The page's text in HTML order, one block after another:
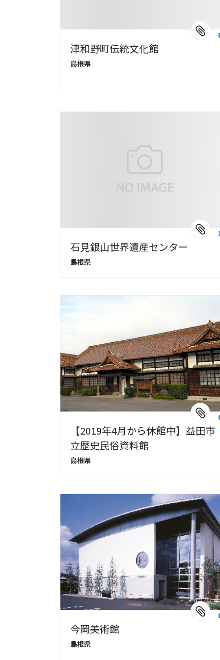
津和野町伝統文化館
島根県
石見銀山世界遺産センター
島根県
【2019年4月から休館中】益田市
立歴史民俗資料館
島根県
今岡美術館
島根県